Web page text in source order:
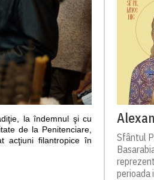
la îndemnul şi cu
de la Penitenciare,
acţiuni filantropice în
Sfântul
perioada